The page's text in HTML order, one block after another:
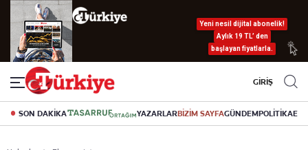
Yeni nesil dijital abonelik!
Aylık 19 TL’ den
başlayan fiyatlarla.
GİRİŞ
SON DAKİKA YAZARLARBİZİM SAYFAGÜNDEMPOLİTİKA